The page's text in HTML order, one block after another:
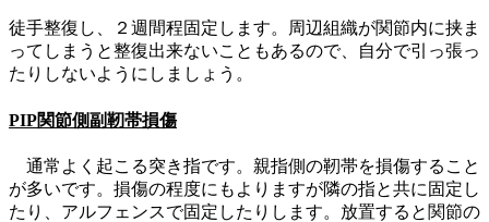
徒手整復し、２週間程固定します。周辺組織が関節内に挟ま
ってしまうと整復出来ないこともあるので、自分で引っ張っ
たりしないようにしましょう。
PIP関節側副靭帯損傷
通常よく起こる突き指です。親指側の靭帯を損傷すること
が多いです。損傷の程度にもよりますが隣の指と共に固定し
たり、アルフェンスで固定したりします。放置すると関節の